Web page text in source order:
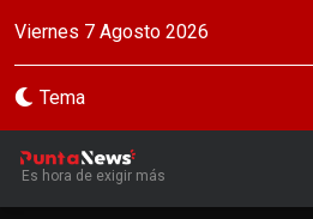
Viernes 7 Agosto 2026
Tema
Es hora de exigir más